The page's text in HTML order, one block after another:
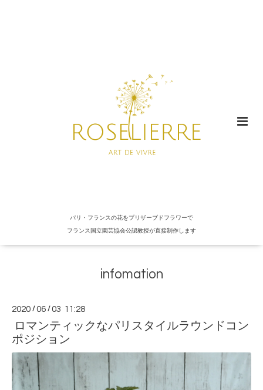
パリ・フランスの花をプリザーブドフラワーで
フランス国立園芸協会公認教授が直接制作します
infomation
2020 /06 /03 11:28
ロマンティックなパリスタイルラウンドコン
ポジション